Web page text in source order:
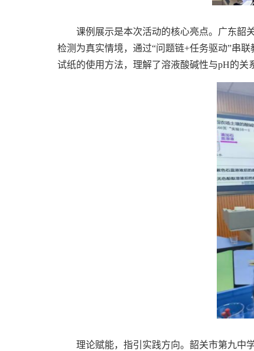
课例展示是本次活动的核心亮点。广东韶关
检测为真实情境，通过“问题链+任务驱动”串
试纸的使用方法，理解了溶液酸碱性与pH的关
理论赋能，指引实践方向。韶关市第九中